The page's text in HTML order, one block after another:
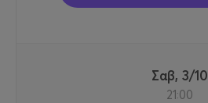
Σαβ, 3/10
21:00